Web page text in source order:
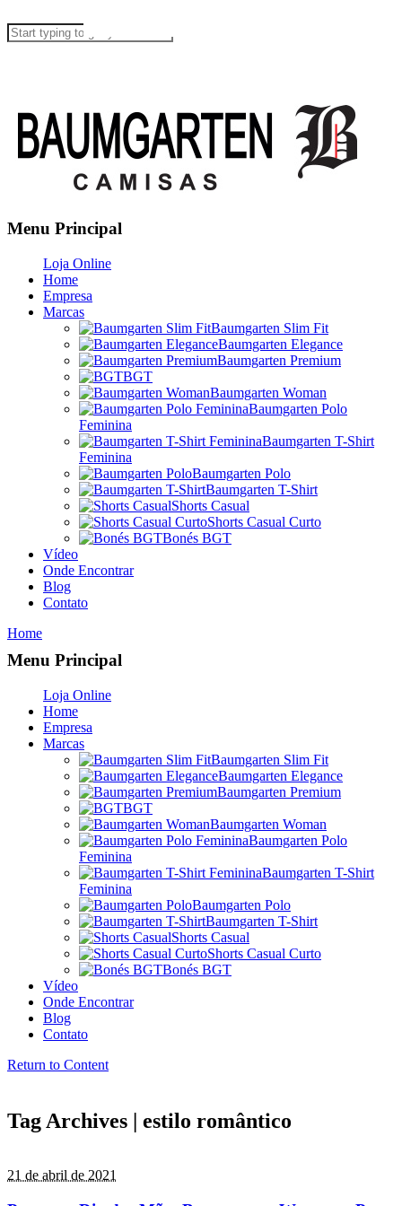
Menu Principal
Loja Online
Home
Empresa
Marcas
Baumgarten Slim Fit
Baumgarten Elegance
Baumgarten Premium
BGT
Baumgarten Woman
Baumgarten Polo
Feminina
Baumgarten T-Shirt
Feminina
Baumgarten Polo
Baumgarten T-Shirt
Shorts Casual
Shorts Casual Curto
Bonés BGT
Vídeo
Onde Encontrar
Blog
Contato
Home
Menu Principal
Loja Online
Home
Empresa
Marcas
Baumgarten Slim Fit
Baumgarten Elegance
Baumgarten Premium
BGT
Baumgarten Woman
Baumgarten Polo
Feminina
Baumgarten T-Shirt
Feminina
Baumgarten Polo
Baumgarten T-Shirt
Shorts Casual
Shorts Casual Curto
Bonés BGT
Vídeo
Onde Encontrar
Blog
Contato
Return to Content
Tag Archives | estilo romântico
21 de abril de 2021